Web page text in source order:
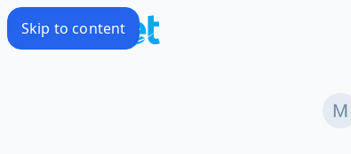
Skip to content